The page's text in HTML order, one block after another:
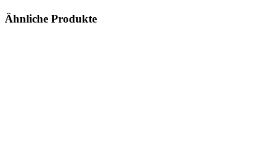
Ähnliche Produkte